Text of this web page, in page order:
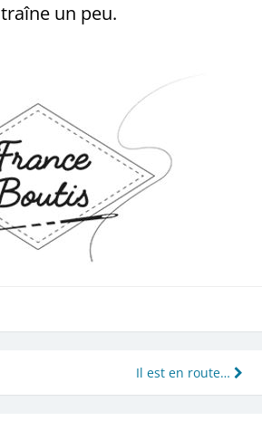
traîne un peu.
Il est en route…